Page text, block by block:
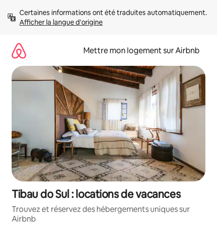
directement
Afficher la langue d'origine
Mettre mon logement sur Airbnb
Tibau do Sul : locations de vacances
Trouvez et réservez des hébergements uniques sur
Airbnb